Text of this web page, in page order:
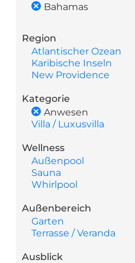
Bahamas
Region
Atlantischer Ozean
Karibische Inseln
New Providence
Kategorie
Anwesen
Villa / Luxusvilla
Wellness
Außenpool
Sauna
Whirlpool
Außenbereich
Garten
Terrasse / Veranda
Ausblick